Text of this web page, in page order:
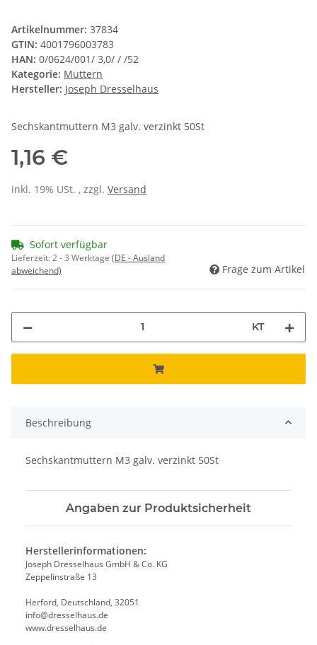
Artikelnummer: 37834
GTIN: 4001796003783
HAN: 0/0624/001/ 3,0/ / /52
Kategorie: Muttern
Hersteller: Joseph Dresselhaus
Sechskantmuttern M3 galv. verzinkt 50St
1,16 €
inkl. 19% USt. , zzgl. Versand
Sofort verfügbar
Lieferzeit:2 - 3 Werktage (DE - Ausland
abweichend)
Frage zum Artikel
KT
Beschreibung
Sechskantmuttern M3 galv. verzinkt 50St
Angaben zur Produktsicherheit
Herstellerinformationen:
Joseph Dresselhaus GmbH & Co. KG
Zeppelinstraße 13
Herford, Deutschland, 32051
info@dresselhaus.de
www.dresselhaus.de